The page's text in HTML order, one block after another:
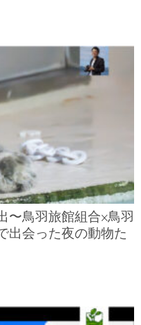
〜鳥羽旅館組合×鳥羽
出会った夜の動物た